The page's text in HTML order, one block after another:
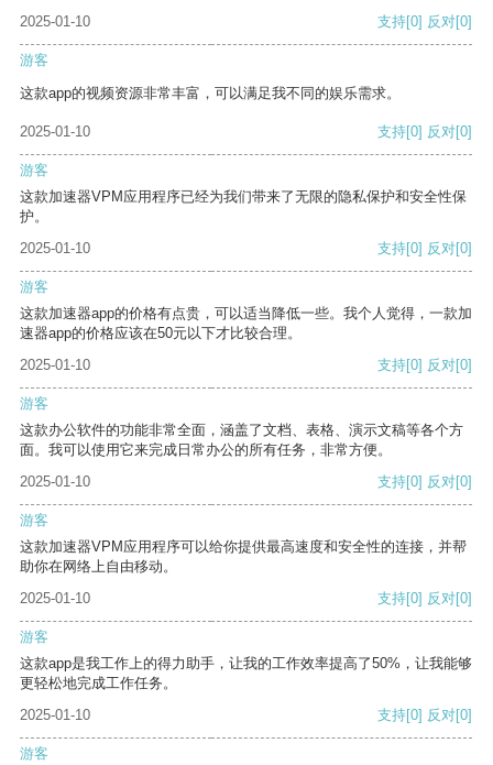
2025-01-10
支持[0] 反对[0]
游客
这款app的视频资源非常丰富，可以满足我不同的娱乐需求。
2025-01-10 支持[0] 反对[0]
游客
这款加速器VPM应用程序已经为我们带来了无限的隐私保护和安全性保
护。
2025-01-10
支持[0] 反对[0]
游客
这款加速器app的价格有点贵，可以适当降低一些。我个人觉得，一款加
速器app的价格应该在50元以下才比较合理。
2025-01-10
支持[0] 反对[0]
游客
这款办公软件的功能非常全面，涵盖了文档、表格、演示文稿等各个方
面。我可以使用它来完成日常办公的所有任务，非常方便。
2025-01-10
支持[0] 反对[0]
游客
这款加速器VPM应用程序可以给你提供最高速度和安全性的连接，并帮
助你在网络上自由移动。
2025-01-10
支持[0] 反对[0]
游客
这款app是我工作上的得力助手，让我的工作效率提高了50%，让我能够
更轻松地完成工作任务。
2025-01-10
支持[0] 反对[0]
游客